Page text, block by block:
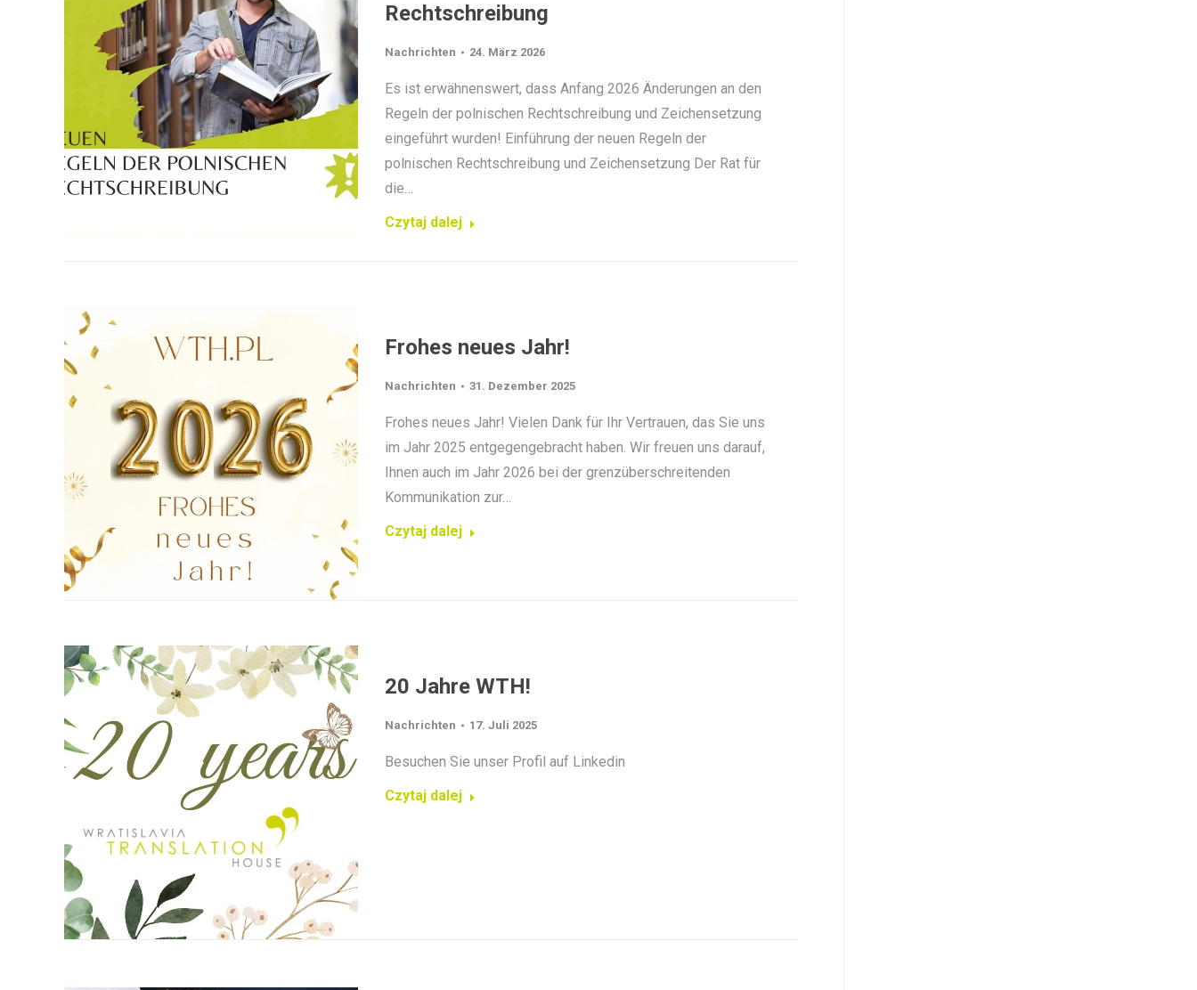
Rechtschreibung
Nachrichten 24. März 2026
Es ist erwähnenswert, dass Anfang 2026 Änderungen an den
Regeln der polnischen Rechtschreibung und Zeichensetzung
eingeführt wurden! Einführung der neuen Regeln der
polnischen Rechtschreibung und Zeichensetzung Der Rat für
die…
Czytaj dalej
Frohes neues Jahr!
Nachrichten 31. Dezember 2025
Frohes neues Jahr! Vielen Dank für Ihr Vertrauen, das Sie uns
im Jahr 2025 entgegengebracht haben. Wir freuen uns darauf,
Ihnen auch im Jahr 2026 bei der grenzüberschreitenden
Kommunikation zur…
Czytaj dalej
20 Jahre WTH!
Nachrichten 17. Juli 2025
Besuchen Sie unser Profil auf Linkedin
Czytaj dalej